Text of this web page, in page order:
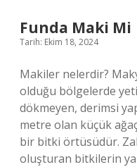
Funda Maki Mi
Tarih: Ekim 18, 2024
Makiler nelerdir?
olduğu bölgelerde
dökmeyen, derimsi
metre olan küçük
bir bitki örtüsüdür.
oluşturan bitkilerin